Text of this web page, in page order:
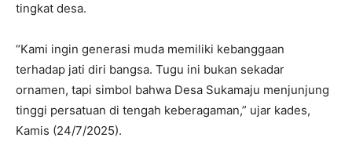
tingkat desa.
“Kami ingin generasi muda memiliki kebanggaan
terhadap jati diri bangsa. Tugu ini bukan sekadar
ornamen, tapi simbol bahwa Desa Sukamaju menjunjung
tinggi persatuan di tengah keberagaman,” ujar kades,
Kamis (24/7/2025).